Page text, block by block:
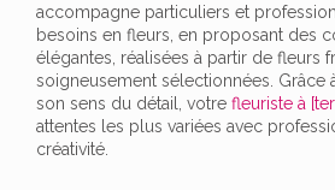
accompagne particuliers et
besoins en fleurs, en proposant des
élégantes, réalisées à partir de fleurs
soigneusement sélectionnées. Grâce
son sens du détail, votre fleuriste à
attentes les plus variées avec
créativité.